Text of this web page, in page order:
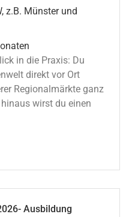
z.B. Münster und
in die Praxis: Du
direkt vor Ort
Regionalmärkte ganz
wirst du einen
Ausbildung